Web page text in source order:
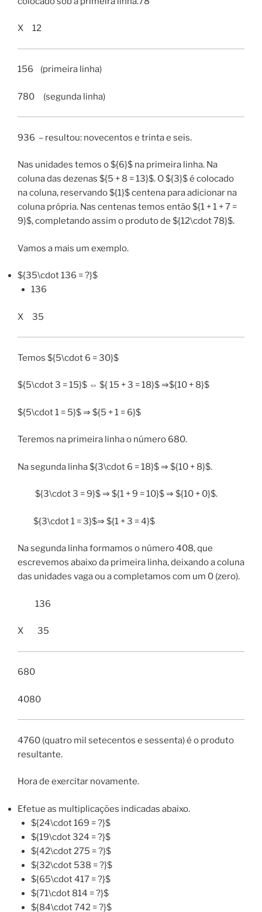
X 12
156 (primeira linha)
780 (segunda linha)
936 – resultou: novecentos e trinta e seis.
Nas unidades temos o ${6}$ na primeira linha. Na
coluna das dezenas ${5 + 8 = 13}$. O ${3}$ é colocado
na coluna, reservando ${1}$ centena para adicionar na
coluna própria. Nas centenas temos então ${1 + 1 + 7 =
9}$, completando assim o produto de ${12\cdot 78}$.
Vamos a mais um exemplo.
${35\cdot 136 = ?}$
136
X 35
Temos ${5\cdot 6 = 30}$
${5\cdot 3 = 15}$ ⇔ ${ 15 + 3 = 18}$ ⇒${10 + 8}$
${5\cdot 1 = 5}$ ⇒ ${5 + 1 = 6}$
Teremos na primeira linha o número 680.
Na segunda linha ${3\cdot 6 = 18}$ ⇒ ${10 + 8}$.
${3\cdot 3 = 9}$ ⇒ ${1 + 9 = 10}$ ⇒ ${10 + 0}$.
${3\cdot 1 = 3}$⇒ ${1 + 3 = 4}$
Na segunda linha formamos o número 408, que
escrevemos abaixo da primeira linha, deixando a coluna
das unidades vaga ou a completamos com um 0 (zero).
136
X 35
680
4080
4760 (quatro mil setecentos e sessenta) é o produto
resultante.
Hora de exercitar novamente.
Efetue as multiplicações indicadas abaixo.
${24\cdot 169 = ?}$
${19\cdot 324 = ?}$
${42\cdot 275 = ?}$
${32\cdot 538 = ?}$
${65\cdot 417 = ?}$
${71\cdot 814 = ?}$
${84\cdot 742 = ?}$